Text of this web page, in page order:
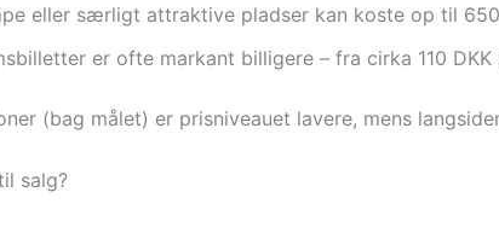
eller særligt attraktive pladser kan koste op til 650
er ofte markant billigere – fra cirka 110 DKK
(bag målet) er prisniveauet lavere, mens
salg?